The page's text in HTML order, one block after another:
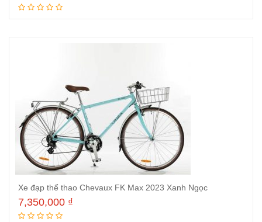
Xe đạp thể thao Chevaux FK Max 2023 Xanh Ngọc
7,350,000 ₫